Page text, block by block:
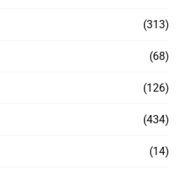
(313)
(68)
(126)
(434)
(14)